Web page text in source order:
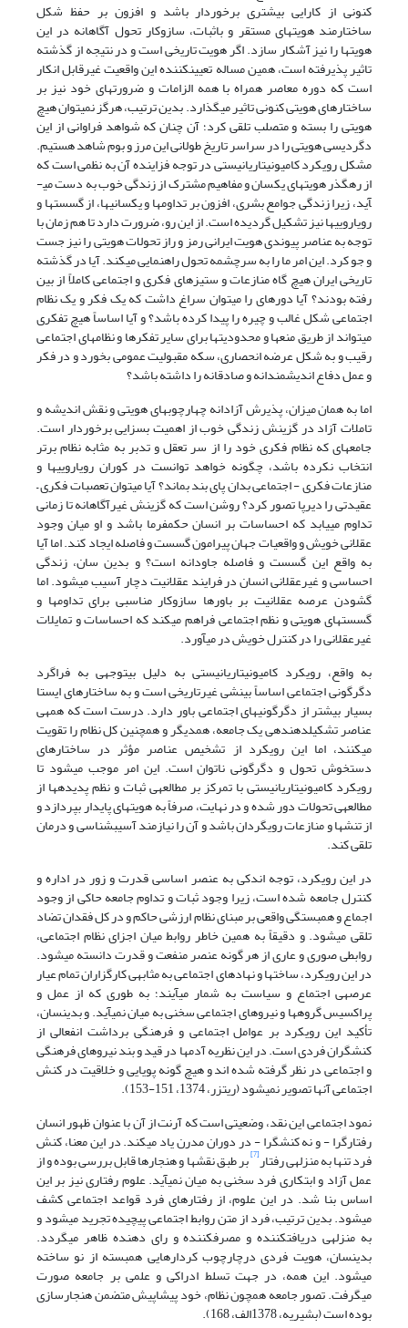
کنونی از کارایی بیشتری برخوردار باشد و افزون بر حفظ شکل
ساختارمند هویت­های مستقر و باثبات، سازوکار تحول آگاهانه در این
هویت­ها را نیز آشکار سازد. اگر هویت تاریخی است و در نتیجه از گذشته
تاثیر پذیرفته است، همین مساله تعیین­کننده این واقعیت غیر­قابل انکار
است که دوره معاصر همراه با همه الزامات و ضرورت­های خود نیز بر
ساختارهای هویتی کنونی تاثیر می­گذارد. بدین ترتیب، هرگز نمی­توان هیچ
هویتی را بسته و متصلب تلقی کرد؛ آن چنان که شواهد فراوانی از این
دگردیسی هویتی را در سراسر تاریخ طولانی این مرز و بوم شاهد هستیم.
مشکل رویکرد کامیونیتاریانیستی در توجه فزاینده آن به نظمی است که
از رهگذر هویت­های یکسان و مفاهیم مشترک از زندگی خوب به دست می­
آید، زیرا زندگی جوامع بشری، افزون بر تداوم­ها و یکسانی­ها، از گسست­ها و
رویارویی­ها نیز تشکیل گردیده است. از این رو، ضرورت دارد تا هم زمان با
توجه به عناصر پیوندی هویت ایرانی رمز و راز تحولات هویتی را نیز جست
و جو کرد. این امر ما را به سرچشمه تحول راهنمایی می­کند. آیا در گذشته
تاریخی ایران هیچ گاه منازعات و ستیزهای فکری و اجتماعی کاملاً از بین
رفته بودند؟ آیا دوره­ای را می­توان سراغ داشت که یک فکر و یک نظام
اجتماعی شکل غالب و چیره را پیدا کرده باشد؟ و آیا اساساً هیچ تفکری
می­تواند از طریق منع­ها و محدودیت­ها برای سایر تفکرها و نظام­های اجتماعی
رقیب و به شکل عرضه انحصاری، سکه مقبولیت عمومی بخورد و در فکر
و عمل دفاع اندیشمندانه و صادقانه را داشته باشد؟
اما به همان میزان، پذیرش آزادانه چهارچوب­های هویتی و نقش اندیشه و
تاملات آزاد در گزینش زندگی خوب از اهمیت بسزایی برخوردار است.
جامعه­ای که نظام فکری خود را از سر تعقل و تدبر به مثابه نظام برتر
انتخاب نکرده باشد، چگونه خواهد توانست در کوران رویارویی­ها و
منازعات فکری - اجتماعی بدان پای بند بماند؟ آیا می­توان تعصبات فکری –
عقیدتی را دیرپا تصور کرد؟ روشن است که گزینش غیر­آگاهانه تا زمانی
تداوم می­یابد که احساسات بر انسان حکمفرما باشد و او میان وجود
عقلانی خویش و واقعیات جهان پیرامون گسست و فاصله ایجاد کند. اما آیا
به واقع این گسست و فاصله جاودانه است؟ و بدین سان، زندگی
احساسی و غیر­عقلانی انسان در فرایند عقلانیت دچار آسیب می­شود. اما
گشودن عرصه عقلانیت بر باورها سازوکار مناسبی برای تداوم­ها و
گسست­های هویتی و نظم اجتماعی فراهم می­کند که احساسات و تمایلات
غیر­عقلانی را در کنترل خویش در می­آورد.
به واقع، رویکرد کامیونیتاریانیستی به دلیل بی­توجهی به فراگرد
دگرگونی اجتماعی اساساً بینشی غیر­تاریخی است و به ساختارهای ایستا
بسیار بیشتر از دگرگونی‏های اجتماعی باور دارد. درست است که همه‏ی
عناصر تشکیل‎دهنده‏ی یک جامعه، همدیگر و همچنین کل نظام را تقویت
می‏کنند، اما این رویکرد از تشخیص عناصر مؤثر در ساختار‏های
دستخوش تحول و دگرگونی ناتوان است. این امر موجب می­شود تا
رویکرد کامیونیتاریانیستی با تمرکز بر مطالعه‏ی ثبات و نظم پدیده‏ها از
مطالعه‏ی تحولات دور شده و در نهایت، صرفاً به هویت­های پایدار بپردازد و
از تنش­ها و منازعات رویگردان باشد و آن را نیازمند آسیب­شناسی و درمان
تلقی کند.
در این رویکرد، توجه اندکی به عنصر اساسی قدرت و زور در اداره و
کنترل جامعه شده است، زیرا وجود ثبات و تداوم جامعه حاکی از وجود
اجماع و همبستگی واقعی بر مبنای نظام ارزشی حاکم و در کل فقدان تضاد
تلقی می‏شود. و دقیقاً به همین خاطر روابط میان اجزای نظام اجتماعی،
روابطی صوری و عاری از هر گونه عنصر منفعت و قدرت دانسته می‏شود.
در این رویکرد، ساخت‏ها و نهادهای اجتماعی به مثابه‏ی کارگزاران تمام عیار
عرصه‎ی اجتماع و سیاست به شمار می‏آیند؛ به طوری که از عمل و
پراکسیس گروه‏ها و نیروهای اجتماعی سخنی به میان نمی‏آید. و بدین‏سان،
تأکید این رویکرد بر عوامل اجتماعی و فرهنگی برداشت انفعالی از
کنش‎گران فردی است. در این نظریه آدم‏ها در قید و بند نیروهای فرهنگی
و اجتماعی در نظر گرفته شده اند و هیچ گونه پویایی و خلاقیت در کنش
اجتماعی آن‏ها تصویر نمی‏شود (ریتزر، 1374، 151-153).
نمود اجتماعی این نقد، وضعیتی است که آرنت از آن با عنوان ظهور انسان
رفتارگرا - و نه کنش‎گرا - در دوران مدرن یاد می‏کند. در این معنا، کنش
فرد تنها به منزله‎ی رفتار [7] بر طبق نقش‏ها و هنجارها قابل بررسی بوده و از
عمل آزاد و ابتکاری فرد سخنی به میان نمی‏آید. علوم رفتاری نیز بر این
اساس بنا شد. در این علوم، از رفتارهای فرد قواعد اجتماعی کشف
می‏شود. بدین ترتیب، فرد از متن روابط اجتماعی پیچیده تجرید می‏شود و
به منزله‏ی دریافت‎کننده و مصرف‎کننده و رای دهنده ظاهر می‏گردد.
بدین‎سان، هویت فردی درچارچوب کردارهایی همبسته از نو ساخته
می‏شود. این همه، در جهت تسلط ادراکی و علمی ‏بر جامعه صورت
می‏گرفت. تصور جامعه همچون نظام، خود پیشاپیش متضمن هنجارسازی
بوده است (بشیریه، 1378الف، 168).